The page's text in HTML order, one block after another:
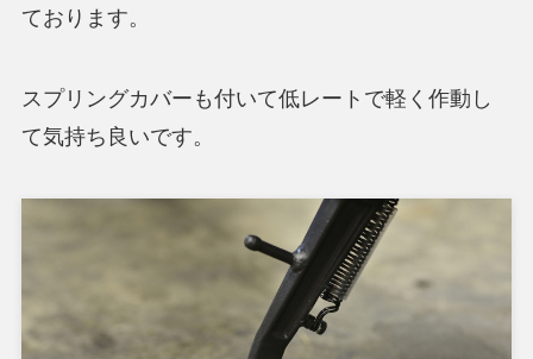
ております。
スプリングカバーも付いて低レートで軽く作動し
て気持ち良いです。